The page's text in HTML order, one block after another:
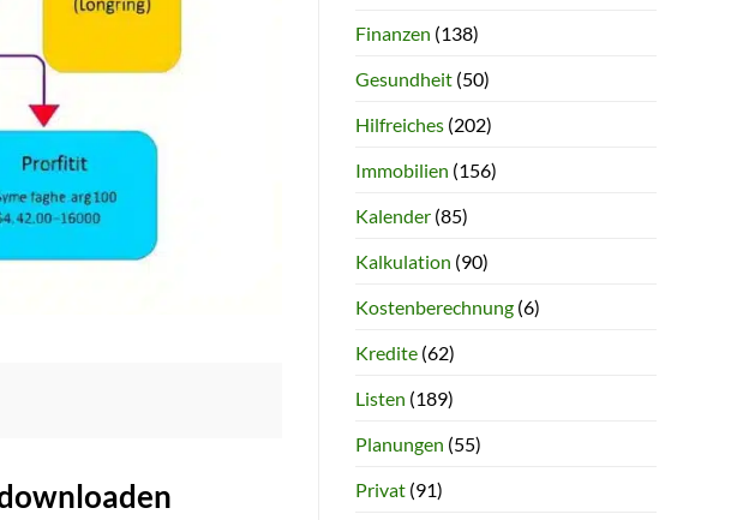
Finanzen (138)
Gesundheit(50)
Hilfreiches(202)
Immobilien (156)
Kalender(85)
Kalkulation (90)
Kostenberechnung(6)
Kredite(62)
Listen (189)
Planungen (55)
Privat(91)